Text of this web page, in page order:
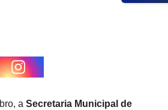
a Secretaria Municipal de